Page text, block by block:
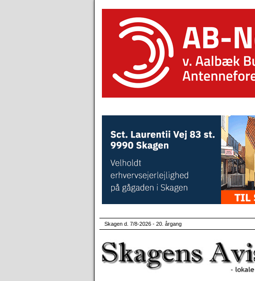
Skagen d. 7/8-2026 - 20. årgang